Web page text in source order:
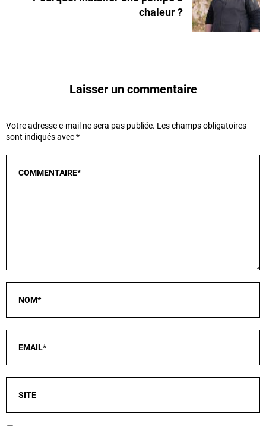
chaleur ?
Laisser un commentaire
Votre adresse e-mail ne sera pas publiée. Les champs obligatoires
sont indiqués avec*